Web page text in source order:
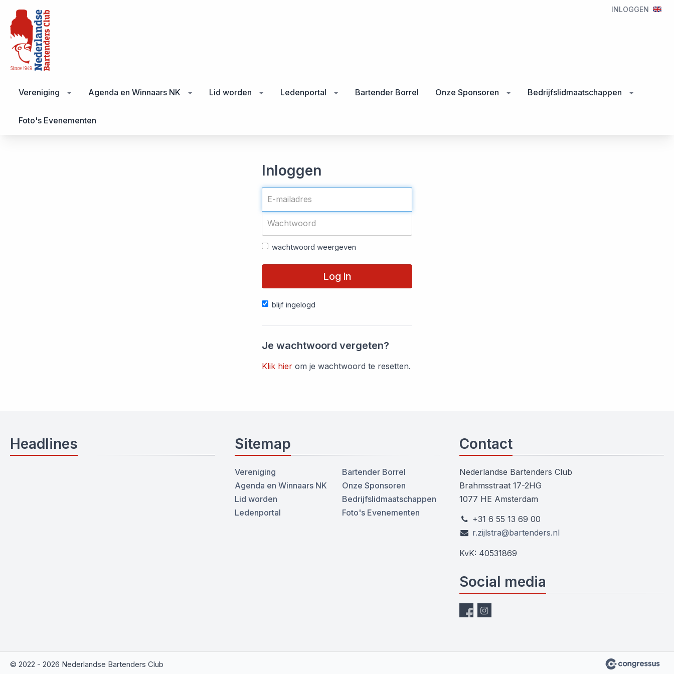
INLOGGEN
Vereniging Agenda en Winnaars NK Lid worden Ledenportal Bartender Borrel Onze Sponsoren Bedrijfslidmaatschappen
Foto's Evenementen
Inloggen
wachtwoord weergeven
Log in
blijf ingelogd
Je wachtwoord vergeten?
Klik hier om je wachtwoord te resetten.
Headlines Sitemap
Vereniging
Agenda en Winnaars NK
Lid worden
Ledenportal
Bartender Borrel
Onze Sponsoren
Bedrijfslidmaatschappen
Foto's Evenementen
Contact
Nederlandse Bartenders Club
Brahmsstraat 17-2HG
1077 HE Amsterdam
+31 6 55 13 69 00
r.zijlstra@bartenders.nl
KvK: 40531869
Social media
© 2022 - 2026 Nederlandse Bartenders Club